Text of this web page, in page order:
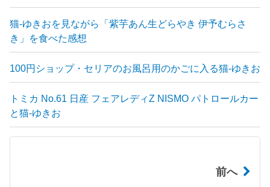
猫-ゆきおを見ながら「紫芋あん生どらやき 伊予むらさ
き」を食べた感想
100円ショップ・セリアのお風呂用のかごに入る猫-ゆきお
トミカ No.61 日産 フェアレディZ NISMO パトロールカー
と猫-ゆきお
前へ